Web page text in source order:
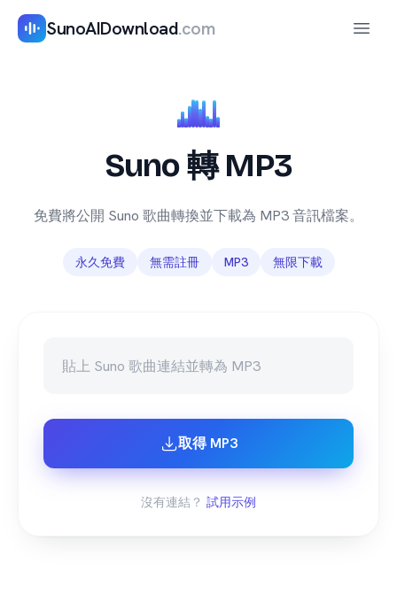
SunoAIDownload.com 開啟
Suno 轉 MP3
免費將公開 Suno 歌曲轉換並下載為 MP3 音訊檔案。
永久免費 無需註冊 MP3 無限下載
取得 MP3
沒有連結？ 試用示例